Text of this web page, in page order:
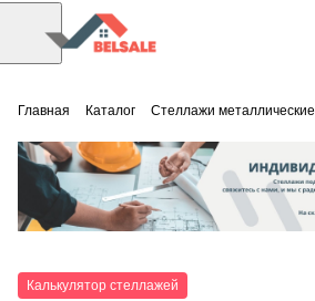
Главная Каталог Стеллажи металлические
Калькулятор стеллажей